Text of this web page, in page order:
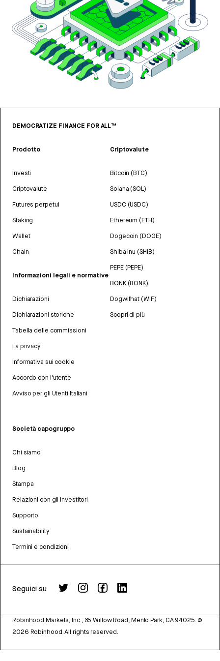
DEMOCRATIZE FINANCE FOR ALL™
Prodotto
Investi
Criptovalute
Futures perpetui
Staking
Wallet
Chain
Informazioni legali e normative
Dichiarazioni
Dichiarazioni storiche
Tabella delle commissioni
La privacy
Informativa sui cookie
Accordo con l'utente
Avviso per gli Utenti Italiani
Criptovalute
Bitcoin (BTC)
Solana (SOL)
USDC (USDC)
Ethereum (ETH)
Dogecoin (DOGE)
Shiba Inu (SHIB)
PEPE (PEPE)
BONK (BONK)
Dogwifhat (WIF)
Scopri di più
Società capogruppo
Chi siamo
Blog
Stampa
Relazioni con gli investitori
Supporto
Sustainability
Termini e condizioni
Seguici su
Robinhood Markets, Inc., 85 Willow Road, Menlo Park, CA 94025. ©
2026 Robinhood. All rights reserved.